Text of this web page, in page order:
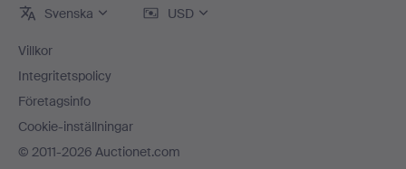
Svenska USD
Villkor
Integritetspolicy
Företagsinfo
Cookie-inställningar
© 2011-2026 Auctionet.com